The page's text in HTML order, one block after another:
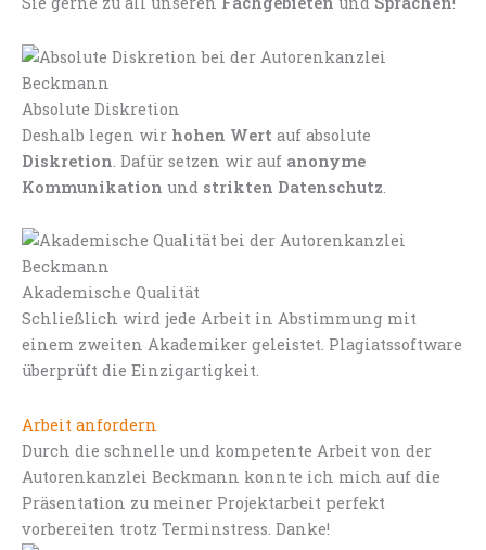
Absolute Diskretion
Deshalb legen wir hohen Wert auf absolute
Diskretion . Dafür setzen wir auf anonyme
Kommunikation und strikten Datenschutz
Akademische Qualität
Schließlich wird jede Arbeit in Abstimmung mit
einem zweiten Akademiker geleistet. Plagiatssoftware
überprüft die Einzigartigkeit.
Arbeit anfordern
Durch die schnelle und kompetente Arbeit von der
Autorenkanzlei Beckmann konnte ich mich auf die
Präsentation zu meiner Projektarbeit perfekt
vorbereiten trotz Terminstress. Danke!